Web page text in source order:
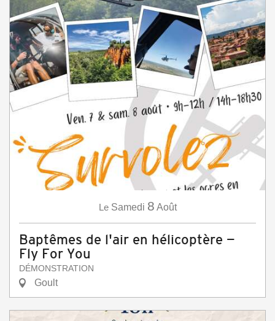
Le Samedi 8 Août
Baptêmes de l'air en hélicoptère —
Fly For You
DÉMONSTRATION
Goult